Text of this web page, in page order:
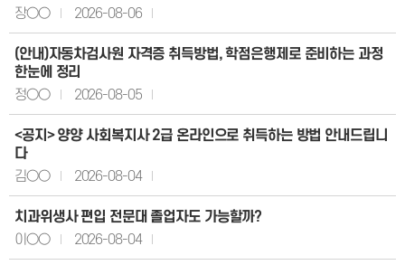
장○○ 2026-08-06
(안내)자동차검사원 자격증 취득방법, 학점은행제로 준비하는 과정
한눈에 정리
정○○
2026-08-05
<공지> 양양 사회복지사 2급 온라인으로 취득하는 방법 안내드립니
다
김○○
2026-08-04
치과위생사 편입 전문대 졸업자도 가능할까?
이○○
2026-08-04